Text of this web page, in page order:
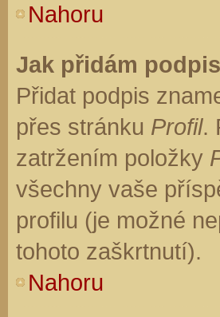
Nahoru
Jak přidám
Přidat podpis
přes stránku Profil.
zatržením položky
všechny vaše
profilu (je možné
tohoto zaškrtnutí).
Nahoru